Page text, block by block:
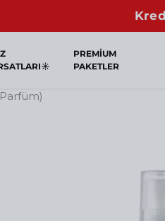
PREMİUM
PAKETLER